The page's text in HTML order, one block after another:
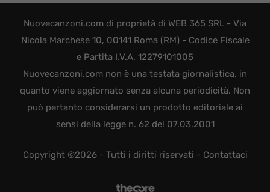
Nuovecanzoni.com di proprietà di WEB 365 SRL - Via
Nicola Marchese 10, 00141 Roma (RM) - Codice Fiscale
e Partita I.V.A. 12279101005
Nuovecanzoni.com non è una testata giornalistica, in
quanto viene aggiornato senza alcuna periodicità. Non
può pertanto considerarsi un prodotto editoriale ai
sensi della legge n. 62 del 07.03.2001
Copyright ©2026 - Tutti i diritti riservati - Contattaci